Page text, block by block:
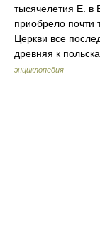
тысячелетия Е. в
приобрело почти
Церкви все
древняя к
энциклопедия